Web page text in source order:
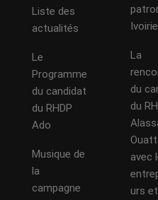
Liste des
actualités
Le
Programme
du candidat
du RHDP
Ado
Musique de
la
campagne
La
du
du
avec
urs